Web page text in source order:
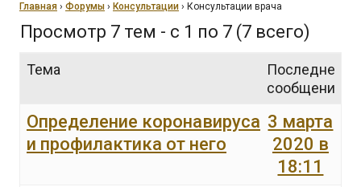
Главная › Форумы › Консультации › Консультации врача
Просмотр 7 тем - с 1 по 7 (7 всего)
Тема
Последнее
сообщение
Определение коронавируса
и профилактика от него
3 марта
2020 в
18:11